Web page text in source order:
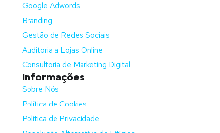
Google Adwords
Branding
Gestão de Redes Sociais
Auditoria a Lojas Online
Consultoria de Marketing Digital
Informações
Sobre Nós
Política de Cookies
Política de Privacidade